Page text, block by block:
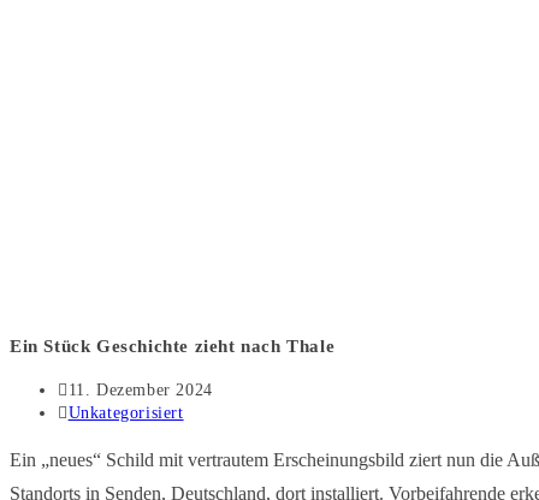
Ein Stück Geschichte zieht nach Thale
Beitrag
veröffentlicht:
11. Dezember 2024
Beitrags-
Unkategorisiert
Ein „neues“ Schild mit vertrautem Erscheinungsbild ziert nun die
Standorts in Senden, Deutschland, dort installiert. Vorbeifahrende